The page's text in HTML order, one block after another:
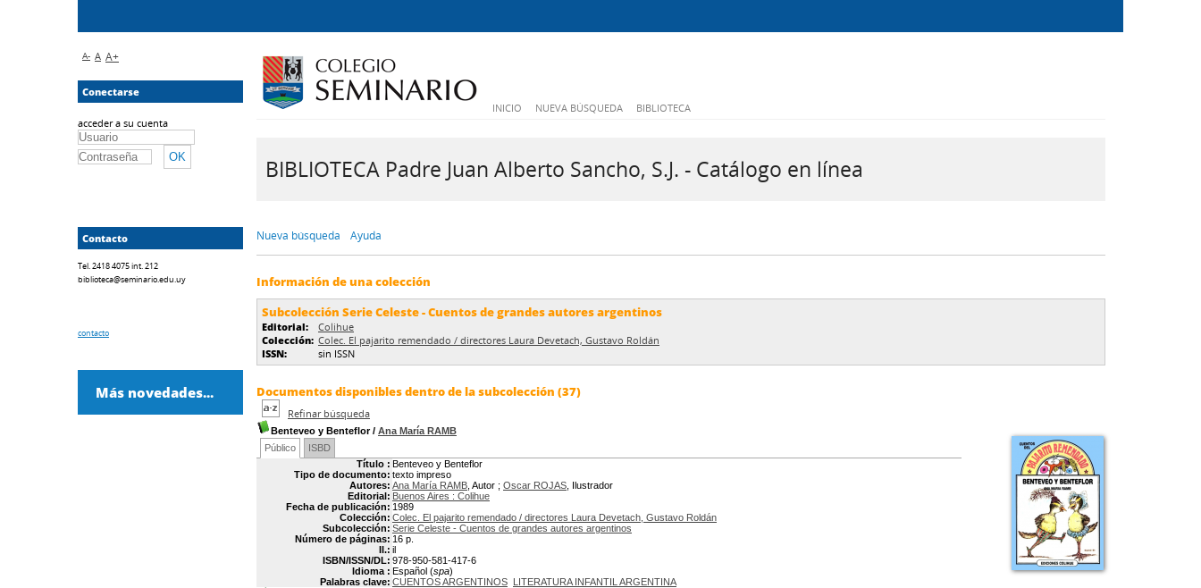
INICIO NUEVA BÚSQUEDA BIBLIOTECA
BIBLIOTECA Padre Juan Alberto Sancho, S.J. - Catálogo en línea
Nueva búsqueda Ayuda
Información de una colección
Subcolección Serie Celeste - Cuentos de grandes autores argentinos
Editorial:
Colihue
Colección: Colec. El pajarito remendado / directores Laura Devetach, Gustavo Roldán
ISSN:
sin ISSN
Documentos disponibles dentro de la subcolección (37)
Refinar búsqueda
Benteveo y Benteflor/ Ana María RAMB
Público
ISBD
Título : Benteveo y Benteflor
Tipo de documento: texto impreso
Autores: Ana María RAMB , Autor ; Oscar ROJAS , Ilustrador
Editorial: Buenos Aires : Colihue
Fecha de publicación: 1989
Colección: Colec. El pajarito remendado / directores Laura Devetach, Gustavo Roldán
Subcolección: Serie Celeste - Cuentos de grandes autores argentinos
Número de páginas: 16 p.
Il.: il
ISBN/ISSN/DL: 978-950-581-417-6
Idioma : Español (spa)
Palabras clave: CUENTOS ARGENTINOS LITERATURA INFANTIL ARGENTINA
A- A A+
Conectarse
acceder a su cuenta
Contacto
Tel. 2418 4075 int. 212
biblioteca@seminario.edu.uy
contacto
Más novedades...